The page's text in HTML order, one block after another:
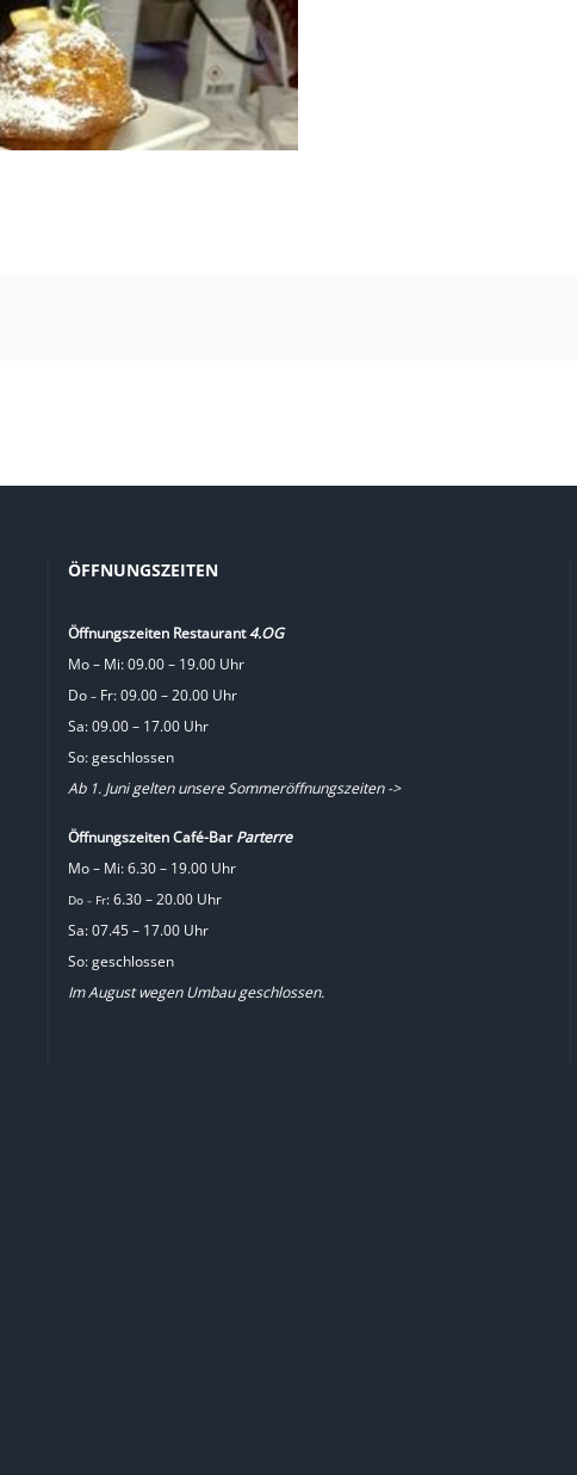
ÖFFNUNGSZEITEN
Öffnungszeiten Restaurant4.OG
Mo – Mi: 09.00 – 19.00 Uhr
Do –Fr: 09.00 – 20.00 Uhr
Sa: 09.00 – 17.00 Uhr
So: geschlossen
Ab 1. Juni gelten unsere Sommeröffnungszeiten ->
Öffnungszeiten Café-BarParterre
Mo – Mi: 6.30 – 19.00 Uhr
Do –Fr: 6.30 – 20.00 Uhr
Sa: 07.45 – 17.00 Uhr
So: geschlossen
Im August wegen Umbau geschlossen.